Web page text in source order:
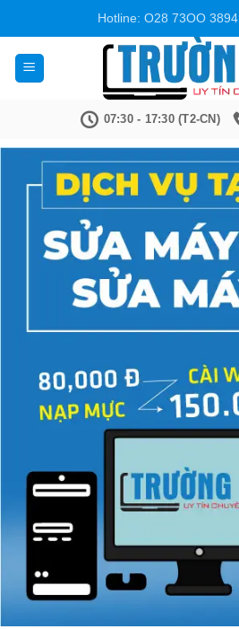
nội
dung
Hotline: O28 73OO 3894
07:30 - 17:30 (T2-CN)